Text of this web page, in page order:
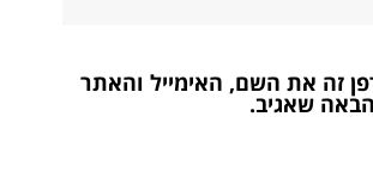
זה את השם, האימייל והאתר
שאגיב.